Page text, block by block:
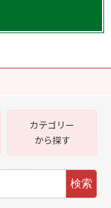
カテゴリー
から探す
検索